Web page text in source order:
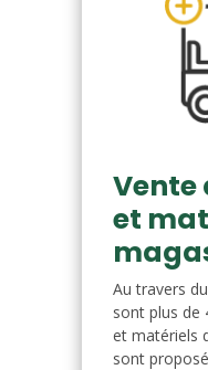
Vente
et
Au travers
sont plus de
et matériels
sont